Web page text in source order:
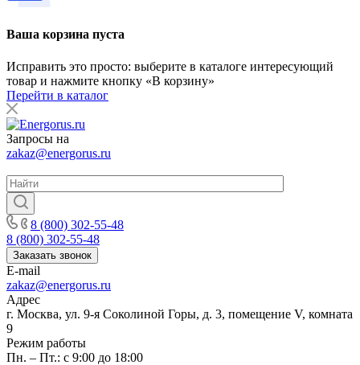
Ваша корзина пуста
Исправить это просто: выберите в каталоге интересующий
товар и нажмите кнопку «В корзину»
Перейти в каталог
Запросы на
zakaz@energorus.ru
8 (800) 302-55-48
8 (800) 302-55-48
Заказать звонок
E-mail
zakaz@energorus.ru
Адрес
г. Москва, ул. 9-я Соколиной Горы, д. 3, помещение V, комната
9
Режим работы
Пн. – Пт.: с 9:00 до 18:00